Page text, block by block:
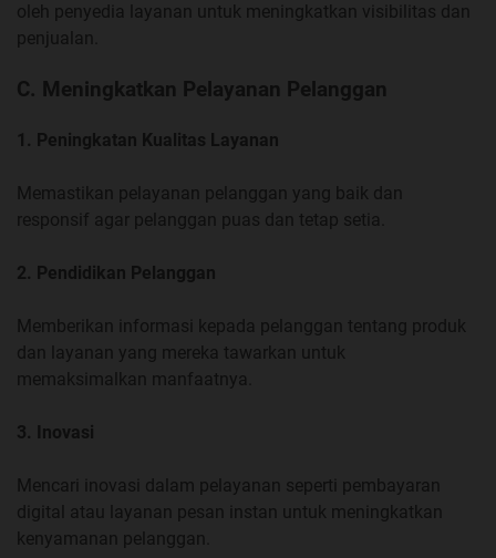
oleh penyedia layanan untuk meningkatkan visibilitas dan
penjualan.
C. Meningkatkan Pelayanan Pelanggan
1. Peningkatan Kualitas Layanan
Memastikan pelayanan pelanggan yang baik dan
responsif agar pelanggan puas dan tetap setia.
2. Pendidikan Pelanggan
Memberikan informasi kepada pelanggan tentang produk
dan layanan yang mereka tawarkan untuk
memaksimalkan manfaatnya.
3. Inovasi
Mencari inovasi dalam pelayanan seperti pembayaran
digital atau layanan pesan instan untuk meningkatkan
kenyamanan pelanggan.